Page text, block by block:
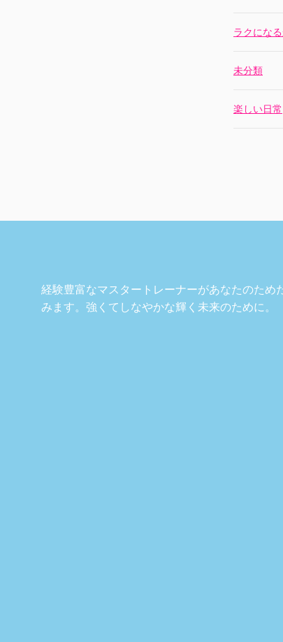
ラクにな
未分類
楽しい日常
経験豊富なマスタートレーナーがあなたのため
みます。強くてしなやかな輝く未来のために。